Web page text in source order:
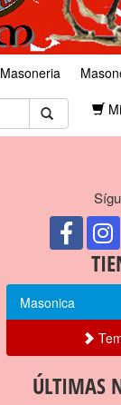
Masoneria
Masonica
ÚLTIMAS